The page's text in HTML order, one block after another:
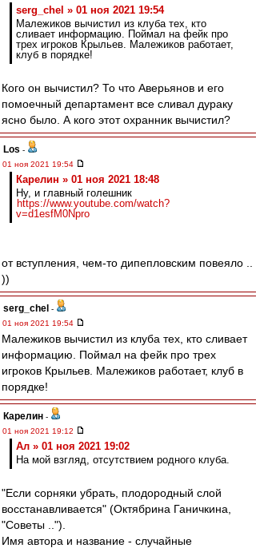
serg_chel » 01 ноя 2021 19:54
Малежиков вычистил из клуба тех, кто
сливает информацию. Поймал на фейк про
трех игроков Крыльев. Малежиков работает,
клуб в порядке!
Кого он вычистил? То что Аверьянов и его
помоечный департамент все сливал дураку
ясно было. А кого этот охранник вычистил?
Los -
01 ноя 2021 19:54
Карелин » 01 ноя 2021 18:48
Ну, и главный голешник
https://www.youtube.com/watch?
v=d1esfM0Npro
от вступления, чем-то дипепловским повеяло ..
))
serg_chel -
01 ноя 2021 19:54
Малежиков вычистил из клуба тех, кто сливает
информацию. Поймал на фейк про трех
игроков Крыльев. Малежиков работает, клуб в
порядке!
Карелин -
01 ноя 2021 19:12
Ал » 01 ноя 2021 19:02
На мой взгляд, отсутствием родного клуба.
"Если сорняки убрать, плодородный слой
восстанавливается" (Октябрина Ганичкина,
"Советы ..").
Имя автора и название - случайные